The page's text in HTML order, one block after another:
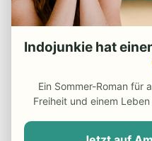
Test Page Widgets
Indojunkie hat
Ein Sommer-Roman für
Freiheit und einem